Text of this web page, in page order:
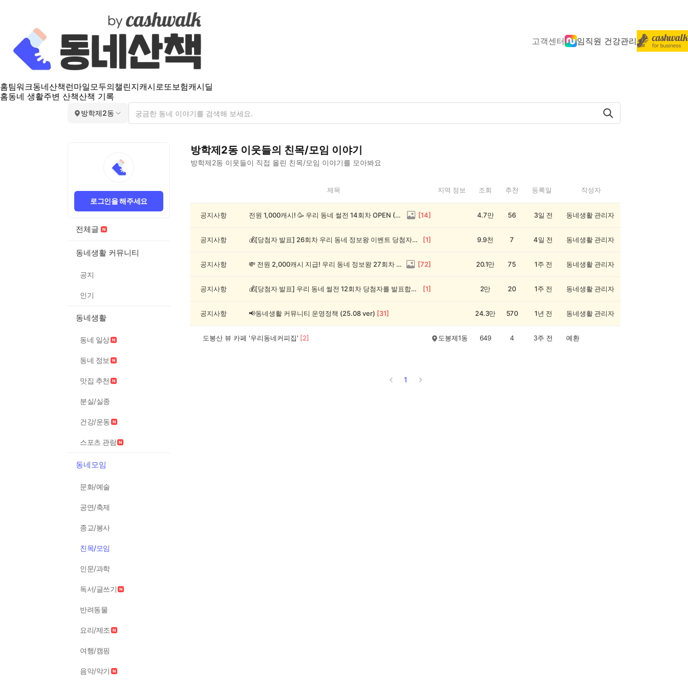
고객센터 임직원 건강관리
홈팀워크동네산책 런마일모두의챌린지캐시로또보험캐시딜
홈동네 생활주변 산책산책 기록
방학제2동
로그인을 해주세요
전체글
동네생활 커뮤니티
공지
인기
동네생활
동네 일상
동네 정보
맛집 추천
분실/실종
건강/운동
스포츠 관람
동네모임
문화/예술
공연/축제
종교/봉사
친목/모임
인문/과학
독서/글쓰기
반려동물
요리/제조
여행/캠핑
음악/악기
방학제2동 이웃들의 친목/모임 이야기
방학제2동 이웃들이 직접 올린 친목/모임 이야기를 모아봐요
제
목/
제목 지역 정보 조회 추천 등록일 작성자
공지사항 전원 1,000캐시! 🥳 우리 동네 썰전 14회차 OPEN (~8/17) [14] 4.7만 56 3일 전 동네생활 관리자
공지사항 💰[당첨자 발표] 26회차 우리 동네 정보왕 이벤트 당첨자를 발표합니다! [1] 9.9천 7 4일 전 동네생활 관리자
공지사항 💸 전원 2,000캐시 지급! 우리 동네 정보왕 27회차 (~8/10) [72] 20.1만 75 1주 전 동네생활 관리자
공지사항 💰[당첨자 발표] 우리 동네 썰전 12회차 당첨자를 발표합니다! [1] 2만 20 1주 전 동네생활 관리자
공지사항 📢동네생활 커뮤니티 운영정책 (25.08 ver) [31] 24.3만 570 1년 전 동네생활 관리자
도봉산 뷰 카페 '우리동네커피집' [2] 도봉제1동 649 4 3주 전 예환
1